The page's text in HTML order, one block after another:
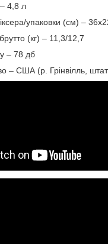
4,8 л
упаковки (см) –
(кг) – 11,3/12,7
– 78 дб
– США (р. Грінвілль,